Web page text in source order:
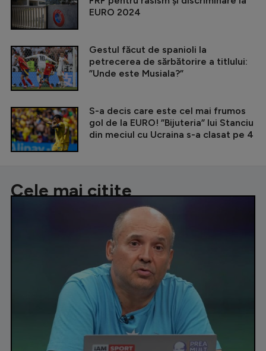
EURO 2024
Gestul făcut de spanioli la
petrecerea de sărbătorire a titlului:
”Unde este Musiala?”
S-a decis care este cel mai frumos
gol de la EURO! ”Bijuteria” lui Stanciu
din meciul cu Ucraina s-a clasat pe 4
Cele mai citite